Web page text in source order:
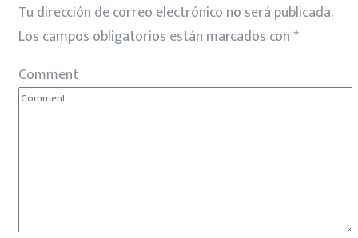
Tu dirección de correo electrónico no será publicada.
Los campos obligatorios están marcados con *
Comment